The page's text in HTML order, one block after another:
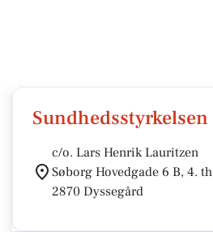
Sundhedsstyrkelsen
c/o. Lars Henrik Lauritzen
Søborg Hovedgade 6 B, 4. th
2870 Dyssegård